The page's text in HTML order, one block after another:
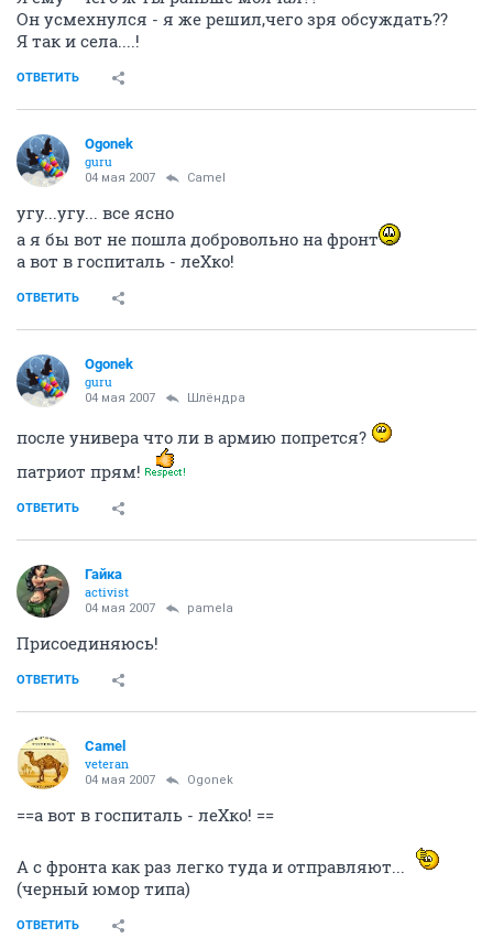
Он усмехнулся - я же решил,чего зря обсуждать??
Я так и села....!
ОТВЕТИТЬ
Ogonek
guru
04 мая 2007 Camel
угу...угу... все ясно
а я бы вот не пошла добровольно на фронт
а вот в госпиталь - леХко!
ОТВЕТИТЬ
Ogonek
guru
04 мая 2007 Шлёндра
после универа что ли в армию попрется?
патриот прям!
ОТВЕТИТЬ
Гайка
activist
04 мая 2007 pamela
Присоединяюсь!
ОТВЕТИТЬ
Camel
veteran
04 мая 2007 Ogonek
==а вот в госпиталь - леХко! ==
А с фронта как раз легко туда и отправляют...
(черный юмор типа)
ОТВЕТИТЬ